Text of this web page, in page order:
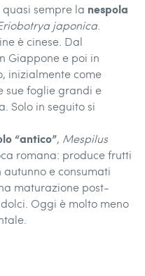
sempre la nespola
japonica.
è cinese. Dal
Giappone e poi in
inizialmente come
sue foglie grandi e
Solo in seguito si
“antico”, Mespilus
romana: produce frutti
e consumati
maturazione post-
Oggi è molto meno